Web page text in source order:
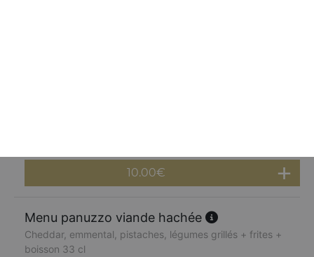
10.00€
Menu panuzzo viande hachée
Cheddar, emmental, pistaches, légumes grillés + frites +
boisson 33 cl